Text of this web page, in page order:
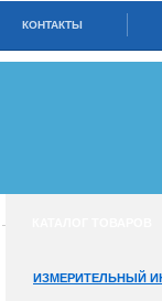
КОНТАКТЫ
ИЗМЕРИТЕЛЬНЫЙ